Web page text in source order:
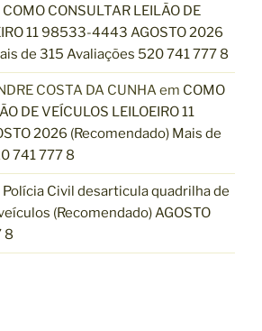
COMO CONSULTAR LEILÃO DE
11 98533-4443 AGOSTO 2026
de 315 Avaliações 520 741 777 8
COSTA DA CUNHAem COMO
DE VEÍCULOS LEILOEIRO 11
2026 (Recomendado) Mais de
741 777 8
Polícia Civil desarticula quadrilha de
(Recomendado) AGOSTO
8